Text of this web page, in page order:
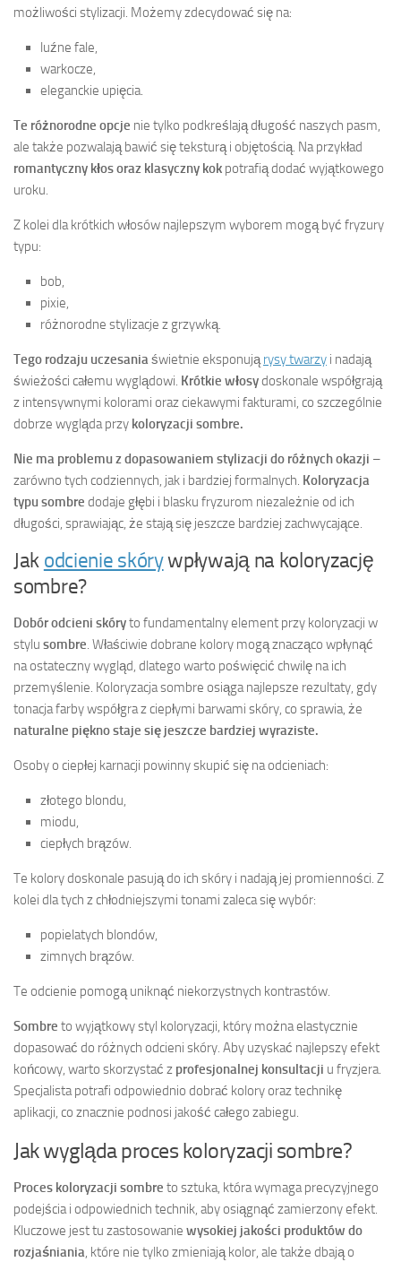
możliwości stylizacji. Możemy zdecydować się na:
luźne fale,
warkocze,
eleganckie upięcia.
Te różnorodne opcje nie tylko podkreślają długość naszych pasm,
ale także pozwalają bawić się teksturą i objętością. Na przykład
romantyczny kłos oraz klasyczny kok potrafią dodać wyjątkowego
uroku.
Z kolei dla krótkich włosów najlepszym wyborem mogą być fryzury
typu:
bob,
pixie,
różnorodne stylizacje z grzywką.
Tego rodzaju uczesaniaświetnie eksponująrysy twarzy i nadają
świeżości całemu wyglądowi. Krótkie włosydoskonale współgrają
z intensywnymi kolorami oraz ciekawymi fakturami, co szczególnie
dobrze wygląda przy koloryzacji sombre.
Nie ma problemu z dopasowaniem stylizacji do różnych okazji –
zarówno tych codziennych, jak i bardziej formalnych. Koloryzacja
typu sombre dodaje głębi i blasku fryzurom niezależnie od ich
długości, sprawiając, że stają się jeszcze bardziej zachwycające.
Jak odcienie skórywpływają na koloryzację
sombre?
Dobór odcieni skóryto fundamentalny element przy koloryzacji w
stylu sombre. Właściwie dobrane kolory mogą znacząco wpłynąć
na ostateczny wygląd, dlatego warto poświęcić chwilę na ich
przemyślenie. Koloryzacja sombre osiąga najlepsze rezultaty, gdy
tonacja farby współgra z ciepłymi barwami skóry, co sprawia, że
naturalne piękno staje się jeszcze bardziej wyraziste.
Osoby o ciepłej karnacji powinny skupić się na odcieniach:
złotego blondu,
miodu,
ciepłych brązów.
Te kolory doskonale pasują do ich skóry i nadają jej promienności. Z
kolei dla tych z chłodniejszymi tonami zaleca się wybór:
popielatych blondów,
zimnych brązów.
Te odcienie pomogą uniknąć niekorzystnych kontrastów.
Sombre to wyjątkowy styl koloryzacji, który można elastycznie
dopasować do różnych odcieni skóry. Aby uzyskać najlepszy efekt
końcowy, warto skorzystać z profesjonalnej konsultacji u fryzjera.
Specjalista potrafi odpowiednio dobrać kolory oraz technikę
aplikacji, co znacznie podnosi jakość całego zabiegu.
Jak wygląda proces koloryzacji sombre?
Proces koloryzacji sombre to sztuka, która wymaga precyzyjnego
podejścia i odpowiednich technik, aby osiągnąć zamierzony efekt.
Kluczowe jest tu zastosowanie wysokiej jakości produktów do
rozjaśniania, które nie tylko zmieniają kolor, ale także dbają o